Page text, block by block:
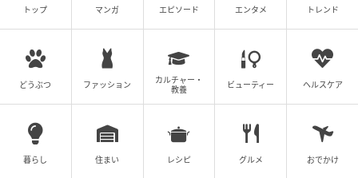
トップ マンガ エピソード エンタメ トレンド
どうぶつ ファッション
カルチャー・
教養
ビューティー ヘルスケア
暮らし 住まい レシピ グルメ おでかけ